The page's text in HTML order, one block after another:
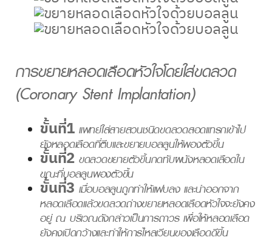
การขยายหลอดเลือดหัวใจโดยใส่ขดลวด
(Coronary Stent Implantation)
ขั้นที่1 แพทย์ใส่สายสวนชนิดขดลวดสอดแทรกเข้าไป
ยังหลอดเลือดที่ตีบและขยายบอลลูนให้พองตัวขึ้น
ขั้นที่2 ขดลวดขยายตัวขึ้นกดทับผนังหลอดเลือดใน
ขณะที่บอลลูนพองตัวขึ้น
ขั้นที่3 เมื่อบอลลูนถูกทำให้แฟบลง และนำออกจาก
หลอดเลือดแล้วขดลวดถ่างขยายหลอดเลือดหัวใจจะยังคง
อยู่ ณ บริเวณดังกล่าวเป็นการถาวร เพื่อให้หลอดเลือด
ยังคงเปิดกว้างและทำให้การไหลเวียนของเลือดดีขึ้น